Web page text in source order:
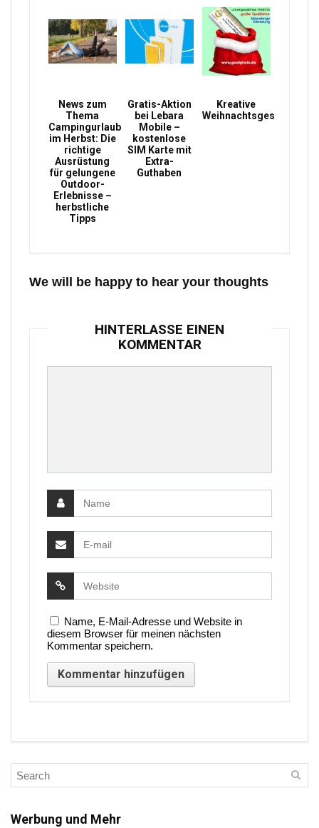
News zum
Thema
Campingurlaub
im Herbst: Die
richtige
Ausrüstung
für gelungene
Outdoor-
Erlebnisse –
herbstliche
Tipps
Gratis-Aktion
bei Lebara
Mobile –
kostenlose
SIM Karte mit
Extra-
Guthaben
Kreative
Weihnachtsgeschenke
We will be happy to hear your thoughts
HINTERLASSE EINEN
KOMMENTAR
Name, E-Mail-Adresse und Website in
diesem Browser für meinen nächsten
Kommentar speichern.
Werbung und Mehr